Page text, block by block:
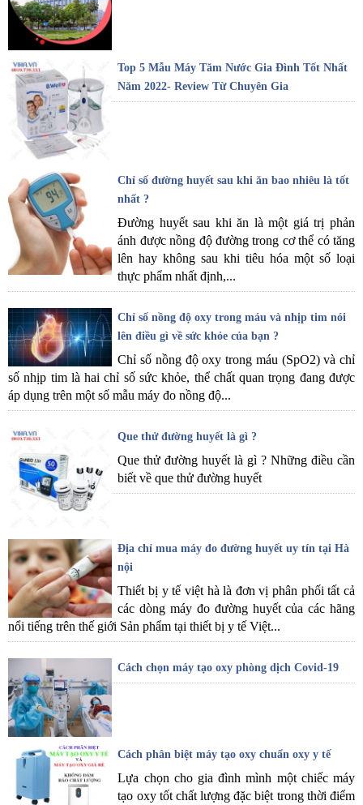
Top 5 Mẫu Máy Tăm Nước Gia Đình Tốt Nhất
Năm 2022- Review Từ Chuyên Gia
Chỉ số đường huyết sau khi ăn bao nhiêu là tốt
nhất ?
Đường huyết sau khi ăn là một giá trị phản
ánh được nồng độ đường trong cơ thể có tăng
lên hay không sau khi tiêu hóa một số loại
thực phẩm nhất định,...
Chỉ số nồng độ oxy trong máu và nhịp tim nói
lên điều gì về sức khỏe của bạn ?
Chỉ số nồng độ oxy trong máu (SpO2) và chỉ
số nhịp tim là hai chỉ số sức khỏe, thể chất quan trọng đang được
áp dụng trên một số mẫu máy đo nồng độ...
Que thử đường huyết là gì ?
Que thử đường huyết là gì ? Những điều cần
biết về que thử đường huyết
Địa chỉ mua máy đo đường huyết uy tín tại Hà
nội
Thiết bị y tế việt hà là đơn vị phân phối tất cả
các dòng máy đo đường huyết của các hãng
nổi tiếng trên thế giới Sản phẩm tại thiết bị y tế Việt...
Cách chọn máy tạo oxy phòng dịch Covid-19
Cách phân biệt máy tạo oxy chuẩn oxy y tế
Lựa chọn cho gia đình mình một chiếc máy
tạo oxy tốt chất lượng đặc biệt trong thời điểm